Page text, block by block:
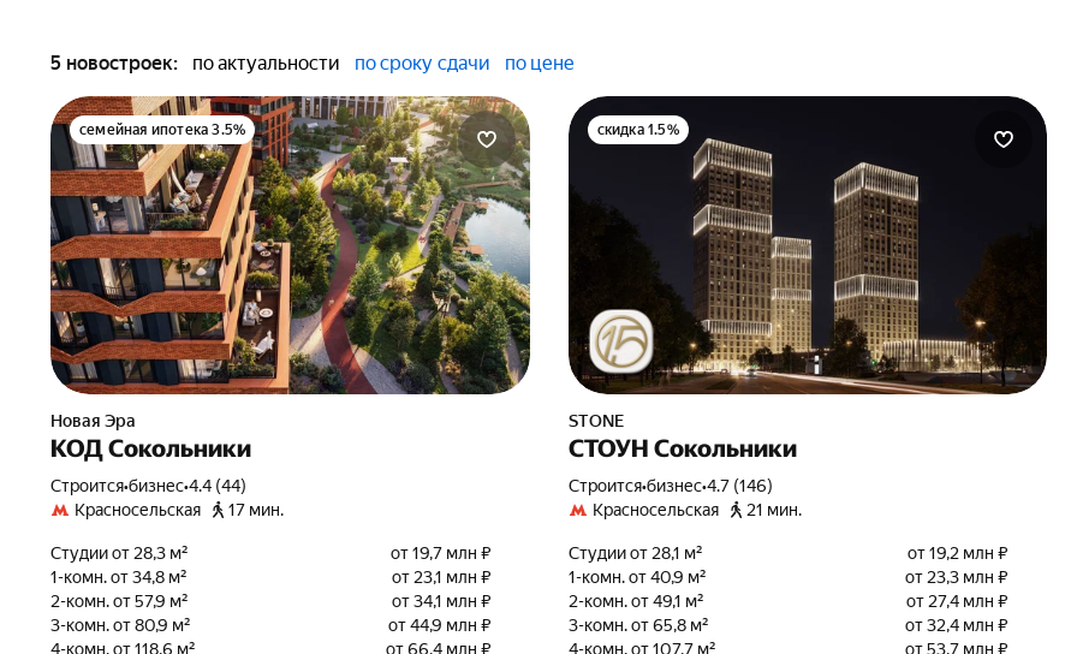
5 новостроек: по актуальности по сроку сдачи по цене
семейная ипотека 3.5%
Новая Эра
КОД Сокольники
Строится•бизнес•4.4 (44)
Красносельская
17 мин.
Студии от 28,3 м²
от 19,7 млн ₽
1-комн. от 34,8 м²
от 23,1 млн ₽
2-комн. от 57,9 м²
от 34,1 млн ₽
3-комн. от 80,9 м²
от 44,9 млн ₽
4-комн. от 118,6 м²
от 66,4 млн ₽
скидка 1.5%
STONE
СТОУН Сокольники
Строится•бизнес•4.7 (146)
Красносельская
21 мин.
Студии от 28,1 м²
от 19,2 млн ₽
1-комн. от 40,9 м²
от 23,3 млн ₽
2-комн. от 49,1 м²
от 27,4 млн ₽
3-комн. от 65,8 м²
от 32,4 млн ₽
4-комн. от 107,7 м²
от 53,7 млн ₽